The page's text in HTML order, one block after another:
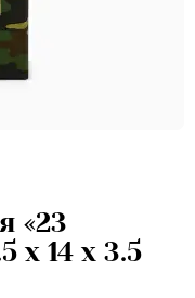
«23
х 14 х 3.5